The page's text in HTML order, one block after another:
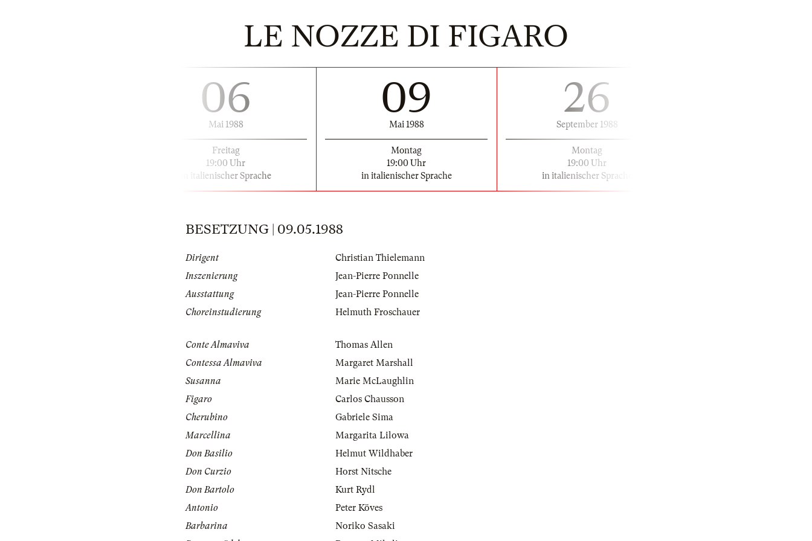
LE NOZZE DI FIGARO
06
Mai 1988
Freitag
19:00 Uhr
in italienischer Sprache
09
Mai 1988
Montag
19:00 Uhr
in italienischer Sprache
26
September 1988
Montag
19:00 Uhr
in italienischer Sprache
BESETZUNG | 09.05.1988
Dirigent
Christian Thielemann
Inszenierung
Jean-Pierre Ponnelle
Ausstattung
Jean-Pierre Ponnelle
Choreinstudierung
Helmuth Froschauer
Conte Almaviva
Thomas Allen
Contessa Almaviva
Margaret Marshall
Susanna
Marie McLaughlin
Figaro
Carlos Chausson
Cherubino
Gabriele Sima
Marcellina
Margarita Lilowa
Don Basilio
Helmut Wildhaber
Don Curzio
Horst Nitsche
Don Bartolo
Kurt Rydl
Antonio
Peter Köves
Barbarina
Noriko Sasaki